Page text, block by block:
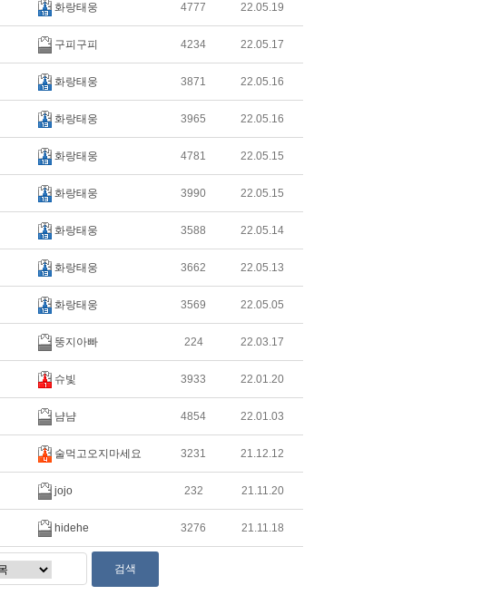
화랑태웅 4777 22.05.19
구피구피 4234 22.05.17
화랑태웅 3871 22.05.16
화랑태웅 3965 22.05.16
화랑태웅 4781 22.05.15
화랑태웅 3990 22.05.15
화랑태웅 3588 22.05.14
화랑태웅 3662 22.05.13
화랑태웅 3569 22.05.05
뚱지아빠 224 22.03.17
슈빛 3933 22.01.20
냠냠 4854 22.01.03
술먹고오지마세요 3231 21.12.12
jojo 232 21.11.20
hidehe 3276 21.11.18